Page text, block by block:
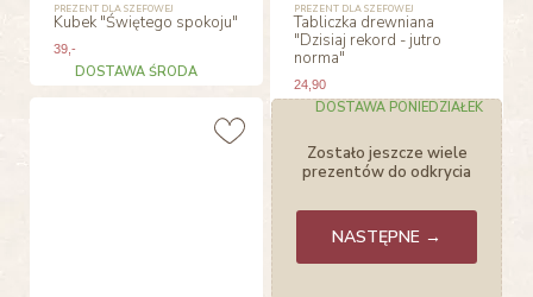
PREZENT DLA SZEFOWEJ
Kubek "Świętego spokoju"
39,-
DOSTAWA ŚRODA
PREZENT DLA SZEFOWEJ
Tabliczka drewniana
"Dzisiaj rekord - jutro
norma"
24 ,90
DOSTAWA PONIEDZIAŁEK
Zostało jeszcze wiele
prezentów do odkrycia
NASTĘPNE →